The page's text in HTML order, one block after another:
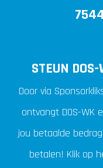
STEUN
Door via
ontvangt DOS-WK
jou betaalde
betalen! Klik op